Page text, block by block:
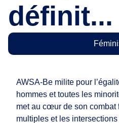
définit...
AWSA-Be milite pour
hommes et toutes les
met au cœur de son combat
multiples et les